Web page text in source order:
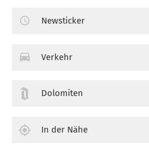
Newsticker
Verkehr
Dolomiten
In der Nähe